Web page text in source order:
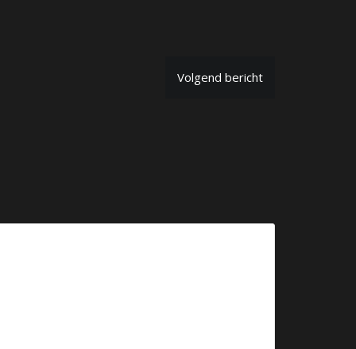
Volgend bericht